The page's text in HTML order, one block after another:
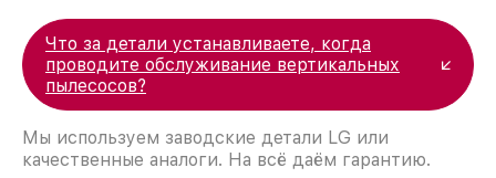
Что за детали устанавливаете, когда
проводите обслуживание вертикальных
пылесосов?
Мы используем заводские детали LG или
качественные аналоги. На всё даём гарантию.